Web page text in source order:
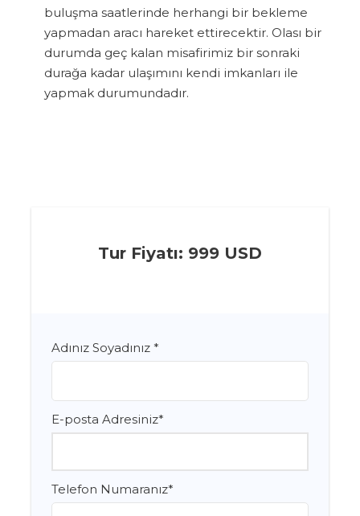
Tur Fiyatı: 999 USD
Adınız Soyadınız *
E-posta Adresiniz*
Telefon Numaranız*
buluşma saatlerinde herhangi bir bekleme
yapmadan aracı hareket ettirecektir. Olası bir
durumda geç kalan misafirimiz bir sonraki
durağa kadar ulaşımını kendi imkanları ile
yapmak durumundadır.